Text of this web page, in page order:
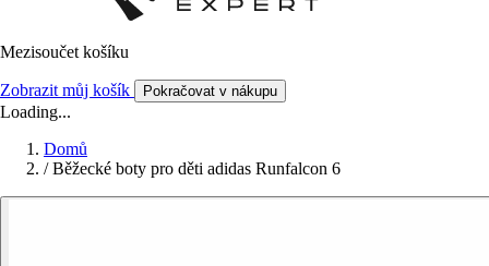
Mezisoučet košíku
Zobrazit můj košík Pokračovat v nákupu
Loading...
Domů
/ Běžecké boty pro děti adidas Runfalcon 6